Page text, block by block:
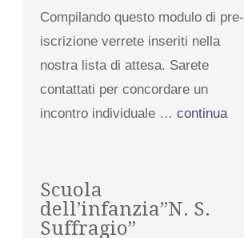
Compilando questo modulo di pre-
iscrizione verrete inseriti nella
nostra lista di attesa. Sarete
contattati per concordare un
incontro individuale … continua
Scuola
dell’infanzia”N. S.
Suffragio”